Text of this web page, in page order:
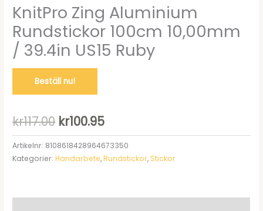
KnitPro Zing Aluminium
Rundstickor 100cm 10,00mm
/ 39.4in US15 Ruby
Beställ nu!
kr117.00 Det
ursprungliga
priset
kr100.95Det
nuvarande
priset
Artikelnr: 8108618428964673350
Kategorier:Handarbete,Rundstickor, Stickor